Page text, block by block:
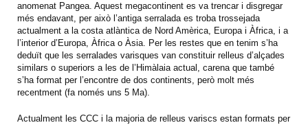
anomenat Pangea. Aquest megacontinent es va trencar i disgregar
més endavant, per això l’antiga serralada es troba trossejada
actualment a la costa atlàntica de Nord Amèrica, Europa i Àfrica, i a
l’interior d’Europa, Àfrica o Àsia. Per les restes que en tenim s’ha
deduït que les serralades varisques van constituir relleus d’alçades
similars o superiors a les de l’Himàlaia actual, carena que també
s’ha format per l’encontre de dos continents, però molt més
recentment (fa només uns 5 Ma).
Actualment les CCC i la majoria de relleus variscs estan formats per